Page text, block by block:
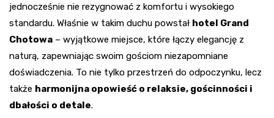
jednocześnie nie rezygnować z komfortu i wysokiego
standardu. Właśnie w takim duchu powstał hotel Grand
Chotowa – wyjątkowe miejsce, które łączy elegancję z
naturą, zapewniając swoim gościom niezapomniane
doświadczenia. To nie tylko przestrzeń do odpoczynku, lecz
także harmonijna opowieść o relaksie, gościnności i
dbałości o detale.